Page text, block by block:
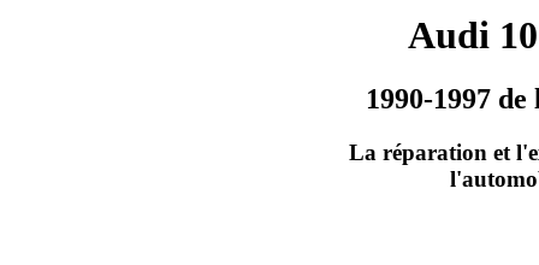
Audi
1990-1997
La réparation et